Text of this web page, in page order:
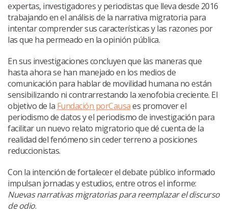
expertas, investigadores y periodistas que lleva desde 2016
trabajando en el análisis de la narrativa migratoria para
intentar comprender sus características y las razones por
las que ha permeado en la opinión pública.
En sus investigaciones concluyen que las maneras que
hasta ahora se han manejado en los medios de
comunicación para hablar de movilidad humana no están
sensibilizando ni contrarrestando la xenofobia creciente. El
objetivo de la Fundación porCausaes promover el
periodismo de datos y el periodismo de investigación para
facilitar un nuevo relato migratorio que dé cuenta de la
realidad del fenómeno sin ceder terreno a posiciones
reduccionistas.
Con la intención de fortalecer el debate público informado
impulsan jornadas y estudios, entre otros el informe:
Nuevas narrativas migratorias para reemplazar el discurso
de odio.